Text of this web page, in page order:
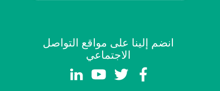
انضم إلينا على مواقع التواصل
الاجتماعي